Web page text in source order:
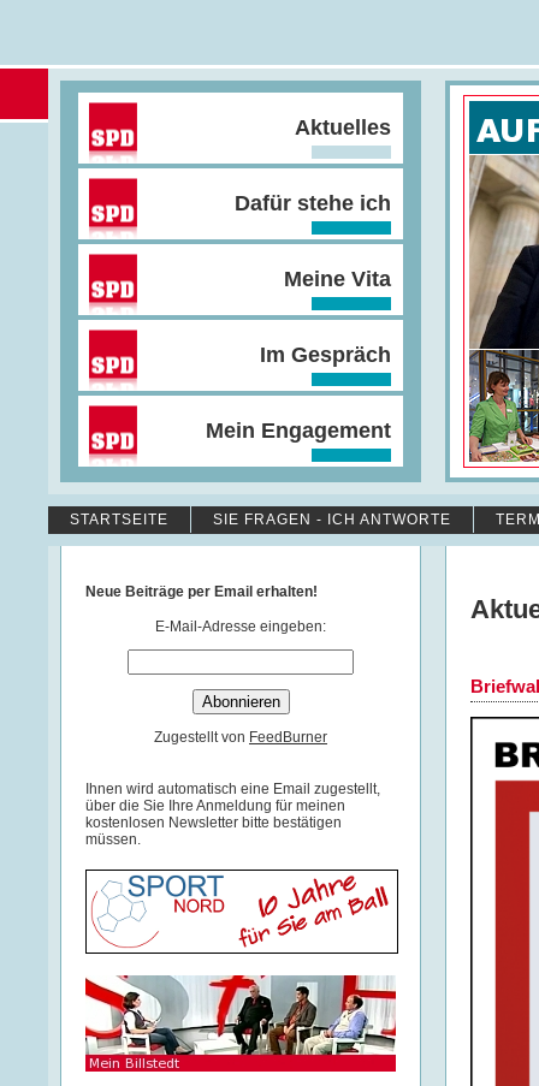
Aktuelles
Dafür stehe ich
Meine Vita
Im Gespräch
Mein Engagement
STARTSEITE SIE FRAGEN - ICH ANTWORTE
Neue Beiträge per Email erhalten!
E-Mail-Adresse eingeben:
Zugestellt von FeedBurner
Ihnen wird automatisch eine Email zugestellt,
über die Sie Ihre Anmeldung für meinen
kostenlosen Newsletter bitte bestätigen
müssen.